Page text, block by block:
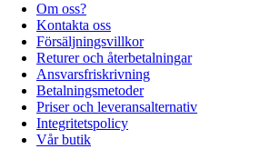
Om oss?
Kontakta oss
Försäljningsvillkor
Returer och återbetalningar
Ansvarsfriskrivning
Betalningsmetoder
Priser och leveransalternativ
Integritetspolicy
Vår butik